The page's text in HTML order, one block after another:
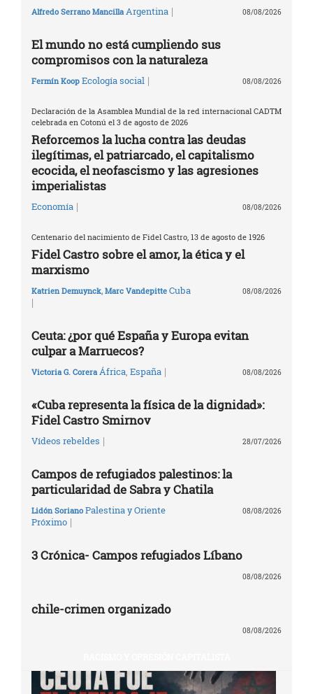
Alfredo Serrano Mancilla Argentina | 08/08/2026
El mundo no está cumpliendo sus
compromisos con la naturaleza
Fermín Koop Ecología social | 08/08/2026
Declaración de la Asamblea Mundial de la red internacional CADTM
celebrada en Cotonú el 3 de agosto de 2026
Reforcemos la lucha contra las deudas
ilegítimas, el patriarcado, el capitalismo
ecocida, el neofascismo y las agresiones
imperialistas
Economía | 08/08/2026
Centenario del nacimiento de Fidel Castro, 13 de agosto de 1926
Fidel Castro sobre el amor, la ética y el
marxismo
Katrien Demuynck, Marc Vandepitte Cuba
|
08/08/2026
Ceuta: ¿por qué España y Europa evitan
culpar a Marruecos?
Victoria G. Corera África España | 08/08/2026
«Cuba representa la física de la dignidad»:
Fidel Castro Smirnov
Vídeos rebeldes | 28/07/2026
Campos de refugiados palestinos: la
particularidad de Sabra y Chatila
Lidón Soriano Palestina y Oriente
Próximo |
08/08/2026
3 Crónica- Campos refugiados Líbano
08/08/2026
chile-crimen organizado
08/08/2026